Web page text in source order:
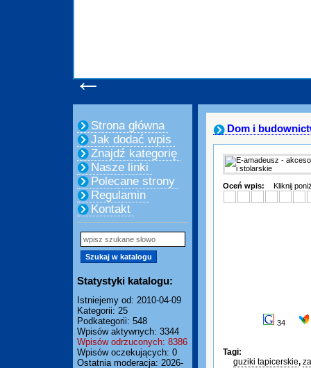
←
Strona główna
Jak dodać wpis
Znajdź kategorię
Nasze linki
Polecane strony
Regulamin
Kontakt
Statystyki katalogu:
Istniejemy od: 2010-04-09
Kategorii: 25
Podkategorii: 548
Wpisów aktywnych: 3344
Wpisów odrzuconych: 8386
Wpisów oczekujących: 0
Ostatnia moderacja: 2026-
Dom i
Oceń wpis: Kliknij
34
Tagi:
guziki tapicerskie,